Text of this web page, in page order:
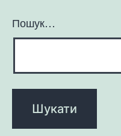
Пошук…